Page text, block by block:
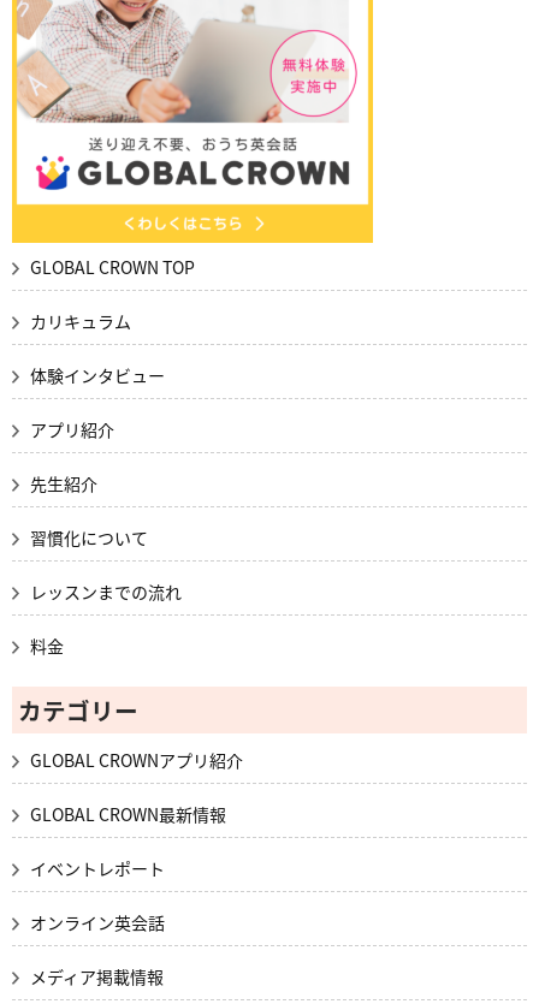
GLOBAL CROWN TOP
カリキュラム
体験インタビュー
アプリ紹介
先生紹介
習慣化について
レッスンまでの流れ
料金
カテゴリー
GLOBAL CROWNアプリ紹介
GLOBAL CROWN最新情報
イベントレポート
オンライン英会話
メディア掲載情報